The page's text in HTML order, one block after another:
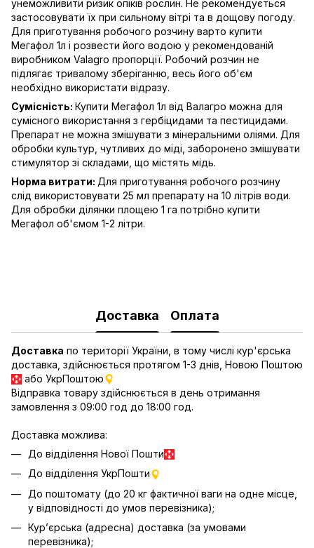
унеможливити ризик опіків рослин. Не рекомендується
застосовувати їх при сильному вітрі та в дощову погоду.
Для приготування робочого розчину варто купити
Мегафол 1л і розвести його водою у рекомендованій
виробником Valagro пропорції. Робочий розчин не
підлягає тривалому зберіганню, весь його об'єм
необхідно використати відразу.
Сумісність: Купити Мегафол 1л від Валагро можна для
сумісного використання з гербіцидами та пестицидами.
Препарат не можна змішувати з мінеральними оліями. Для
обробки культур, чутливих до міді, заборонено змішувати
стимулятор зі складами, що містять мідь.
Норма витрати: Для приготування робочого розчину
слід використовувати 25 мл препарату на 10 літрів води.
Для обробки ділянки площею 1 га потрібно купити
Мегафол об'ємом 1-2 літри.
Доставка Оплата
Доставка по території України, в тому числі кур'єрська
доставка, здійснюється протягом 1-3 днів, Новою Поштою
або УкрПоштою
Відправка товару здійснюється в день отримання
замовлення з 09:00 год до 18:00 год.
Доставка можлива:
До відділення Нової Пошти
До відділення УкрПошти
До поштомату (до 20 кг фактичної ваги на одне місце,
у відповідності до умов перевізника);
Кур’єрська (адресна) доставка (за умовами
перевізника);